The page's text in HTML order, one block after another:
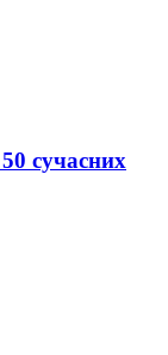
сучасних